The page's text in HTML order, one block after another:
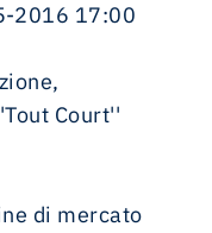
2016 17:00
Court''
di mercato